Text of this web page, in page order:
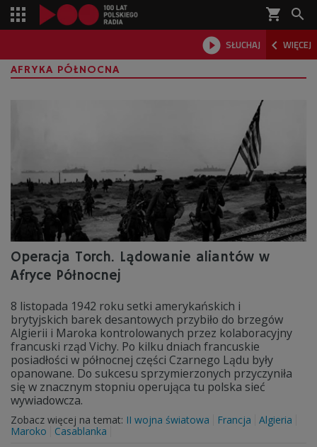
shopping_cart 
 SŁUCHAJ  WIĘCEJ

AFRYKA PÓŁNOCNA
Operacja Torch. Lądowanie aliantów w
Afryce Północnej
8 listopada 1942 roku setki amerykańskich i
brytyjskich barek desantowych przybiło do brzegów
Algierii i Maroka kontrolowanych przez kolaboracyjny
francuski rząd Vichy. Po kilku dniach francuskie
posiadłości w północnej części Czarnego Lądu były
opanowane. Do sukcesu sprzymierzonych przyczyniła
się w znacznym stopniu operująca tu polska sieć
wywiadowcza.
Zobacz więcej na temat: II wojna światowa Francja
Algieria
Maroko
Casablanka